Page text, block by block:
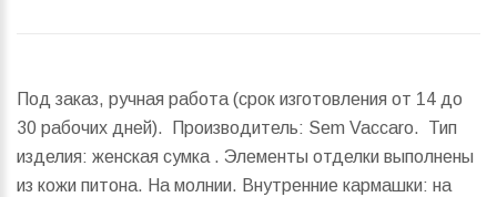
Под заказ, ручная работа (срок изготовления от 14 до
30 рабочих дней). Производитель: Sem Vaccaro. Тип
изделия: женская сумка . Элементы отделки выполнены
из кожи питона. На молнии. Внутренние кармашки: на